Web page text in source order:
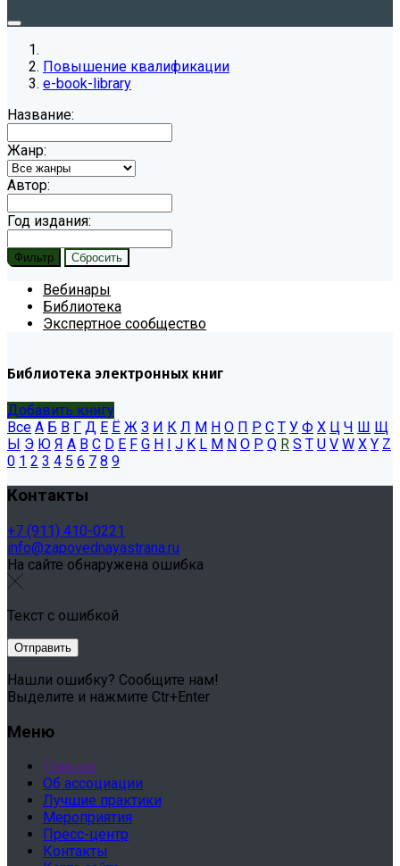
Повышение квалификации
e-book-library
Название:
Жанр:
Автор:
Год издания:
Вебинары
Библиотека
Экспертное сообщество
Библиотека электронных книг
Добавить книгу
Все А Б В Г Д Е Ё Ж З И К Л М Н О П Р С Т У Ф Х Ц Ч Ш Щ
Ы Э Ю Я A B C D E F G H I J K L M N O P Q R S T U V W X Y Z
0 1 2 3 4 5 6 7 8 9
Контакты
+7 (911) 410-0221
info@zapovednayastrana.ru
На сайте обнаружена ошибка
Текст с ошибкой
Нашли ошибку? Сообщите нам!
Выделите и нажмите Ctr+Enter
Меню
Главная
Об ассоциации
Лучшие практики
Мероприятия
Пресс-центр
Контакты